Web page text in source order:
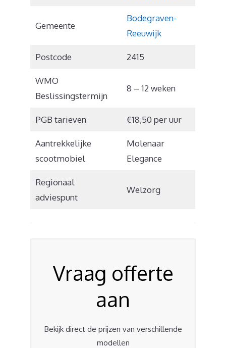
Gemeente
Bodegraven-
Reeuwijk
Postcode 2415
WMO
Beslissingstermijn
8 – 12 weken
PGB tarieven €18,50 per uur
Aantrekkelijke
scootmobiel
Molenaar
Elegance
Regionaal
adviespunt
Welzorg
Vraag offerte
aan
Bekijk direct de prijzen van verschillende
modellen